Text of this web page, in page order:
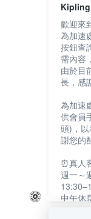
Kipling
歡迎來
為加速
按鈕查
需內容
由於目
長，感
為加速
供會員
頭)，
謝您的
⏰真人
週一～
中午休